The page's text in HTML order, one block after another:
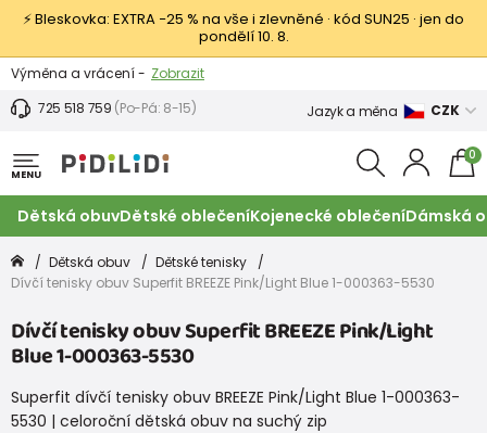
⚡ Bleskovka: EXTRA −25 % na vše i zlevněné · kód SUN25 · jen do
pondělí 10. 8.
Výměna a vrácení - Zobrazit
Sleva 100 Kč na první nákup -
725 518 759 (Po-Pá: 8-15) Jazyk a měna CZK
MENU
0
Dětská obuvDětské oblečeníKojenecké oblečeníDámská
Dětská obuv
Dětské tenisky
Dívčí tenisky obuv Superfit BREEZE Pink/Light Blue 1-000363-5530
Dívčí tenisky obuv Superfit BREEZE Pink/Light
Blue 1-000363-5530
Superfit dívčí tenisky obuv BREEZE Pink/Light Blue 1-000363-
5530 | celoroční dětská obuv na suchý zip